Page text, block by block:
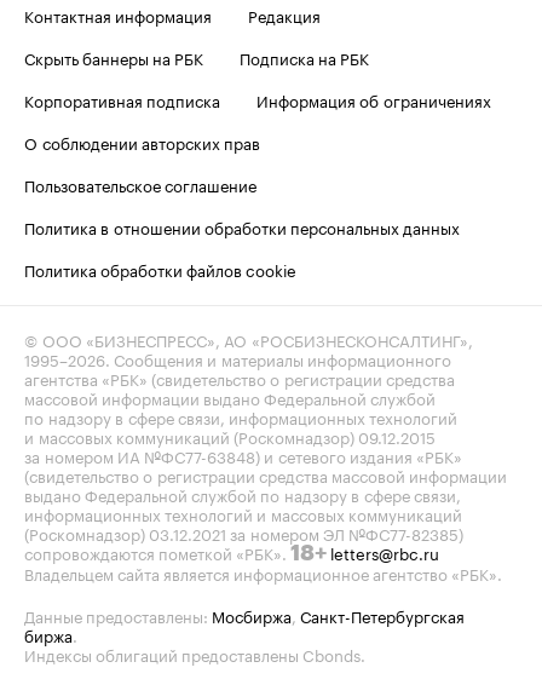
Контактная информация
Редакция
Скрыть баннеры на РБК
Подписка на РБК
Корпоративная подписка
Информация об ограничениях
О соблюдении авторских прав
Пользовательское соглашение
Политика в отношении обработки персональных данных
Политика обработки файлов cookie
© ООО «БИЗНЕСПРЕСС», АО «РОСБИЗНЕСКОНСАЛТИНГ»,
1995–2026 . Сообщения и материалы информационного
агентства «РБК» (свидетельство о регистрации средства
массовой информации выдано Федеральной службой
по надзору в сфере связи, информационных технологий
и массовых коммуникаций (Роскомнадзор) 09.12.2015
за номером ИА №ФС77-63848) и сетевого издания «РБК»
(свидетельство о регистрации средства массовой информации
выдано Федеральной службой по надзору в сфере связи,
информационных технологий и массовых коммуникаций
(Роскомнадзор) 03.12.2021 за номером ЭЛ №ФС77-82385)
сопровождаются пометкой «РБК». 18+ letters@rbc.ru
Владельцем сайта является информационное агентство «РБК».
Данные предоставлены: Мосбиржа Санкт-Петербургская
биржа
Индексы облигаций предоставлены Cbonds.